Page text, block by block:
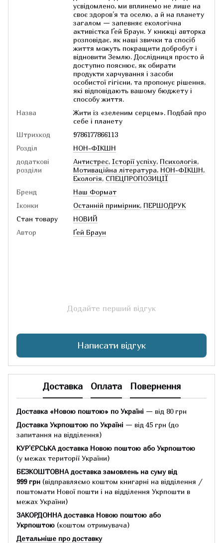
усвідомлено, ми вплинемо не лише на
своє здоров’я та оселю, а й на планету
загалом — запевняє екологічна
активістка Ґей Браун. У книжці авторка
розповідає, як наші звички та спосіб
життя можуть покращити добробут і
відновити Землю. Дослідниця просто й
доступно пояснює, як обирати
продукти харчування і засоби
особистої гігієни, та пропонує рішення,
які відповідають вашому бюджету і
способу життя.
Назва
Жити із «зеленим серцем». Подбай про
себе і планету
Штрихкод
9786177866113
Розділ
НОН-ФІКШН
додаткові
розділи
Антистрес, Історії успіху, Психологія,
Мотиваційна література, НОН-ФІКШН,
Екологія, СПЕЦПРОПОЗИЦІЇ
Бренд
Наш Формат
Іконки
Останній примірник, ПЕРШОДРУК
Стан товару
НОВИЙ
Автор
Ґей Браун
Додайте перший відгук
Написати відгук
Доставка Оплата Повернення
Доставка «Новою поштою» по Україні — від 80 грн
Доставка Укрпоштою по Україні — від 45 грн (до
запитання на відділення)
КУР'ЄРСЬКА доставка Новою поштою або Укрпоштою
(у межах території України)
БЕЗКОШТОВНА доставка замовлень на суму від
999 грн (відправляємо коштом книгарні на відділення /
поштомати Нової пошти і на відділення Укрпошти в
межах України)
ЗАКОРДОННА доставка Новою поштою або
Укрпоштою (коштом отримувача)
Детальніше про доставку